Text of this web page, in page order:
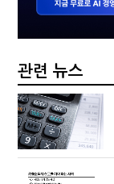
관련 뉴스